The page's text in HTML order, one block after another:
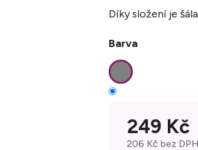
Díky složení je
Barva
249 Kč
206 Kč bez DPH